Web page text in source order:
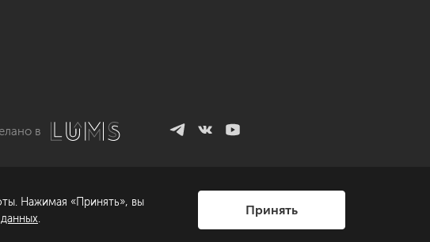
в
Нажимая «Принять», вы
.
Принять